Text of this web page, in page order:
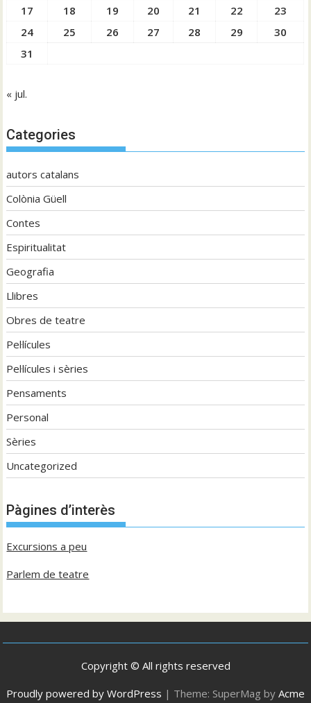
17
18 19 20 21 22
23
24
25 26 27 28 29
30
31
« jul.
Categories
autors catalans
Colònia Güell
Contes
Espiritualitat
Geografia
Llibres
Obres de teatre
Pel·lícules
Pel·lícules i sèries
Pensaments
Personal
Sèries
Uncategorized
Pàgines d’interès
Excursions a peu
Parlem de teatre
Copyright © All rights reserved
Proudly powered by WordPress | Theme: SuperMag by Acme